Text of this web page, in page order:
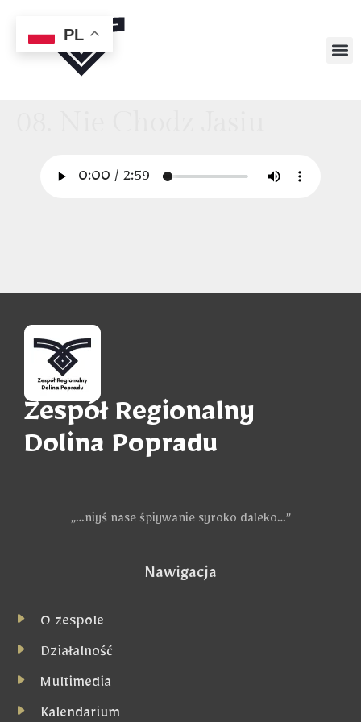
Zespół Regionalny
Dolina Popradu
„…niyś nase śpiywanie syroko daleko…”
Nawigacja
O zespole
Działalność
Multimedia
Kalendarium
PL